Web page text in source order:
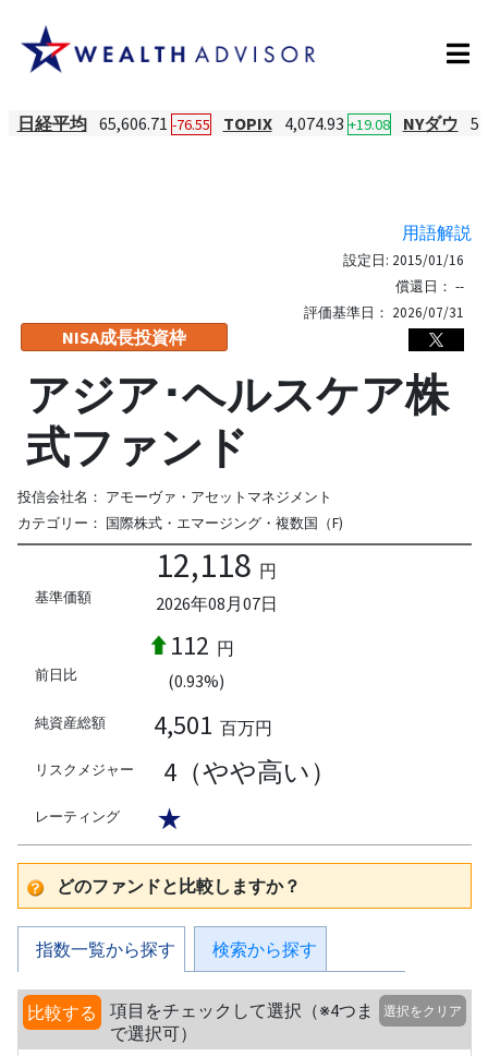
日経平均 65,606.71 -76.55 TOPIX 4,074.93 +19.08 NYダウ
用語解説
NISA成長投資枠
設定日: 2015/01/16
償還日： --
評価基準日： 2026/07/31
アジア･ヘルスケア株
式ファンド
投信会社名： アモーヴァ・アセットマネジメント
カテゴリー： 国際株式・エマージング・複数国（F)
基準価額
12,118 円
2026年08月07日
前日比
112 円
(0.93%)
純資産総額 4,501 百万円
リスクメジャー 4（やや高い）
レーティング ★
どのファンドと比較しますか？
指数一覧から探す 検索から探す
比較する
項目をチェックして選択（※4つま
で選択可）
選択をクリア